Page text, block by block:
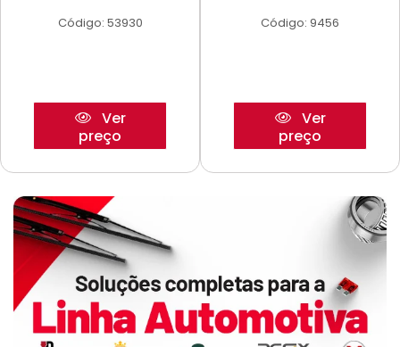
Código: 53930
Ver
preço
Código: 9456
Ver
preço